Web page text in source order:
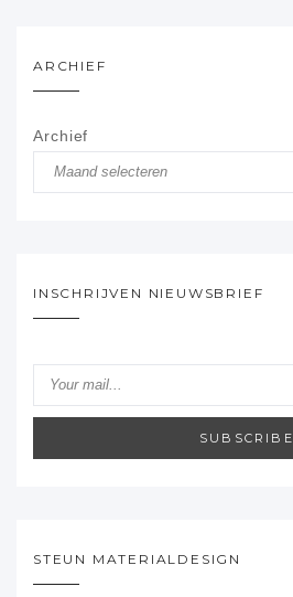
ARCHIEF
Archief
INSCHRIJVEN NIEUWSBRIEF
SUBSCRIBE
STEUN MATERIALDESIGN